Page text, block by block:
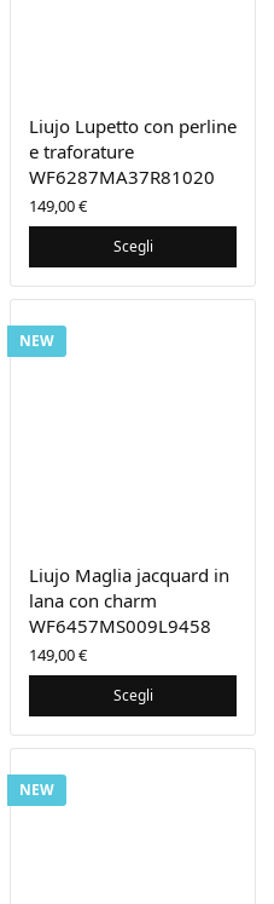
Liujo Lupetto con perline
e traforature
WF6287MA37R81020
149,00€
Scegli
NEW
Liujo Maglia jacquard in
lana con charm
WF6457MS009L9458
149,00€
Scegli
NEW